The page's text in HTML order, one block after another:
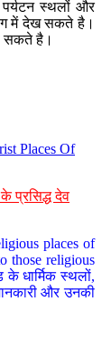
पर्यटन स्थलों और
में देख सकते है।
सकते है।
Places Of
प्रसिद्ध देव
places of
those religious
के धार्मिक स्थलों,
और उनकी